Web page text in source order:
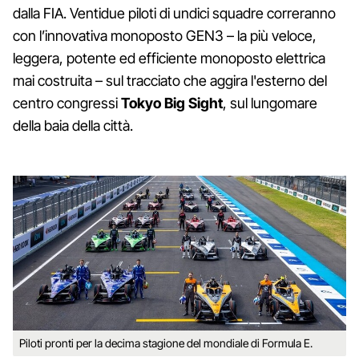
dalla FIA. Ventidue piloti di undici squadre correranno
con l’innovativa monoposto GEN3 – la più veloce,
leggera, potente ed efficiente monoposto elettrica
mai costruita – sul tracciato che aggira l'esterno del
centro congressiTokyo Big Sight, sul lungomare
della baia della città.
Piloti pronti per la decima stagione del mondiale di Formula E.